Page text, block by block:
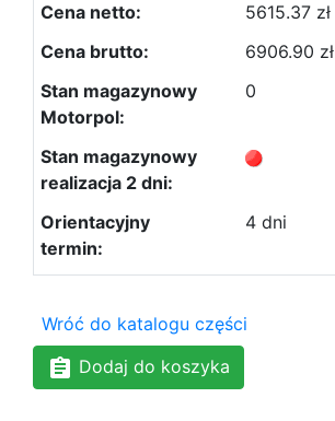
5615.37 zł
6906.90 zł
0
4 dni
Wróć do katalogu części
Dodaj do koszyka